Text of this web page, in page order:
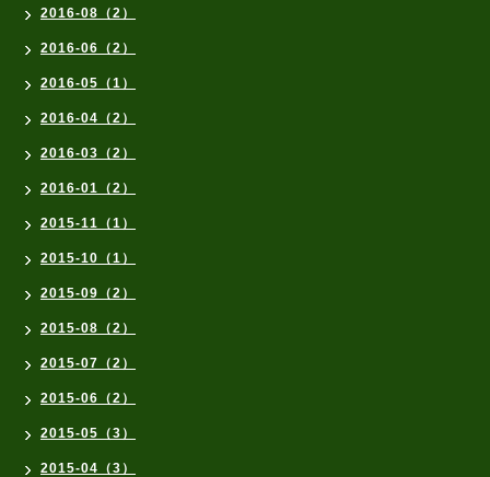
2016-08（2）
2016-06（2）
2016-05（1）
2016-04（2）
2016-03（2）
2016-01（2）
2015-11（1）
2015-10（1）
2015-09（2）
2015-08（2）
2015-07（2）
2015-06（2）
2015-05（3）
2015-04（3）